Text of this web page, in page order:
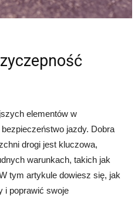
elementów w
jazdy. Dobra
drogi jest kluczowa,
warunkach, takich jak
tym artykule dowiesz się, jak
i poprawić swoje